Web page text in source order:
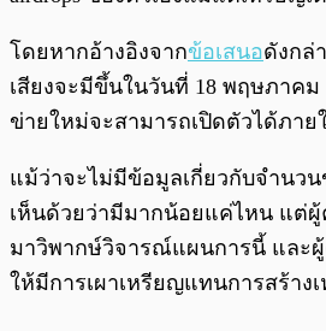
โดยหากอ้างอิงจากข้อเสนอดังกล่
เสียงจะมีขึ้นในวันที่ 18 พฤษภาคม
ข่ายใหม่จะสามารถเปิดตัวได้ภา
แม้ว่าจะไม่มีข้อมูลเกี่ยวกับจำนวน
เห็นด้วยว่ามีมากน้อยแค่ไหน แต่
มาวิพากษ์วิจารณ์แผนการนี้ และ
ให้มีการเผาเหรียญแทนการสร้าง